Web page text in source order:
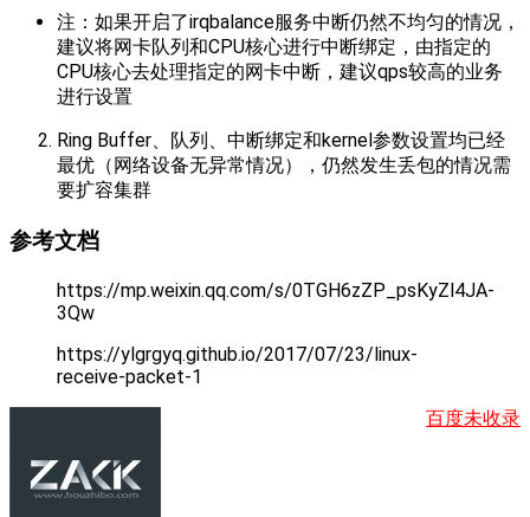
注：如果开启了irqbalance服务中断仍然不均匀的情况，
建议将网卡队列和CPU核心进行中断绑定，由指定的
CPU核心去处理指定的网卡中断，建议qps较高的业务
进行设置
Ring Buffer、队列、中断绑定和kernel参数设置均已经
最优（网络设备无异常情况），仍然发生丢包的情况需
要扩容集群
参考文档
https://mp.weixin.qq.com/s/0TGH6zZP_psKyZl4JA-
3Qw
https://ylgrgyq.github.io/2017/07/23/linux-
receive-packet-1
百度未收录